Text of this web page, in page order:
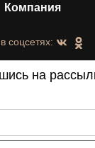
Компания
соцсетях:
ShoesTown.ru -
на